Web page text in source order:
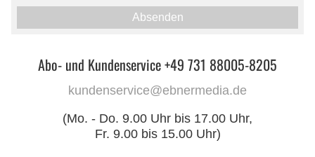
Absenden
Abo- und Kundenservice +49 731 88005-8205
kundenservice@ebnermedia.de
(Mo. - Do. 9.00 Uhr bis 17.00 Uhr,
Fr. 9.00 bis 15.00 Uhr)